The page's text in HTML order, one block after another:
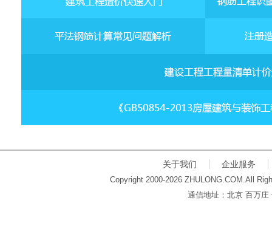
关于我们 企业服务
Copyright 2000-2026 ZHULONG.COM.All
通信地址：北京 百万